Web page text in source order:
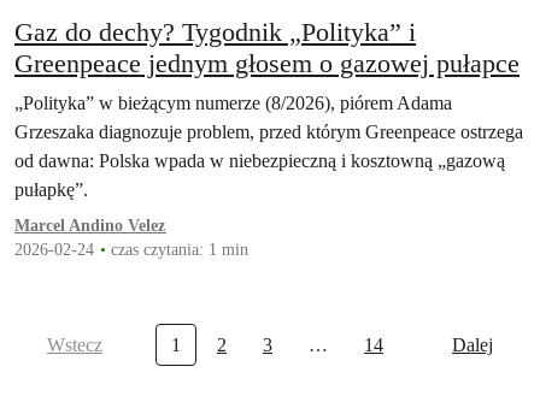
Gaz do dechy? Tygodnik „Polityka” i
Greenpeace jednym głosem o gazowej pułapce
„Polityka” w bieżącym numerze (8/2026), piórem Adama
Grzeszaka diagnozuje problem, przed którym Greenpeace ostrzega
od dawna: Polska wpada w niebezpieczną i kosztowną „gazową
pułapkę”.
Marcel Andino Velez
2026-02-24
czas czytania: 1 min
Wstecz 1 2 3 … 14 Dalej